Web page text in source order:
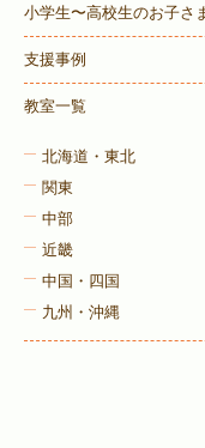
小学生〜高校生のお子さ
支援事例
教室一覧
北海道・東北
関東
中部
近畿
中国・四国
九州・沖縄